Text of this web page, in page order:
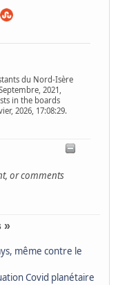
du Nord-Isère
2021,
in the boards
2026, 17:08:29.
or comments
»
même contre le
Covid planétaire